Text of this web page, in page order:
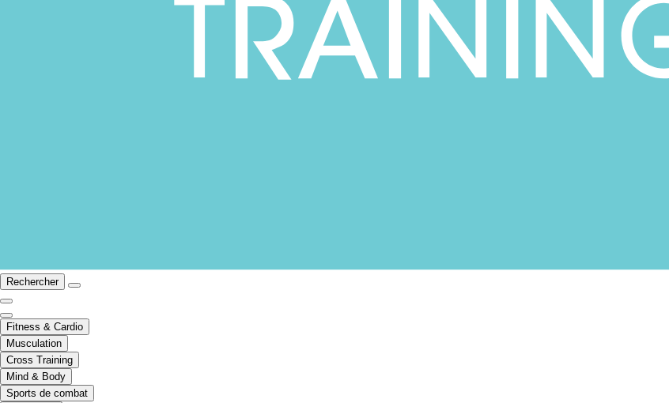
Rechercher
Fitness & Cardio
Musculation
Cross Training
Mind & Body
Sports de combat